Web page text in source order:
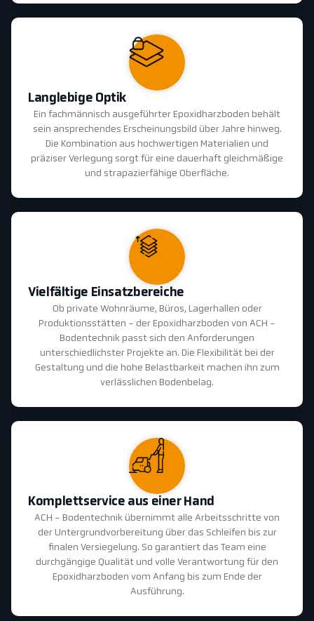
Langlebige Optik
Ein fachmännisch ausgeführter Epoxidharzboden behält
sein ansprechendes Erscheinungsbild über Jahre hinweg.
Die Kombination aus hochwertigen Materialien und
präziser Verlegung sorgt für eine dauerhaft gleichmäßige
und strapazierfähige Oberfläche.
Vielfältige Einsatzbereiche
Ob private Wohnräume, Büros, Lagerhallen oder
Produktionsstätten - der Epoxidharzboden von ACH -
Bodentechnik passt sich den Anforderungen
unterschiedlichster Projekte an. Die Flexibilität bei der
Gestaltung und die hohe Belastbarkeit machen ihn zum
verlässlichen Bodenbelag.
Komplettservice aus einer Hand
ACH - Bodentechnik übernimmt alle Arbeitsschritte von
der Untergrundvorbereitung über das Schleifen bis zur
finalen Versiegelung. So garantiert das Team eine
durchgängige Qualität und volle Verantwortung für den
Epoxidharzboden vom Anfang bis zum Ende der
Ausführung.